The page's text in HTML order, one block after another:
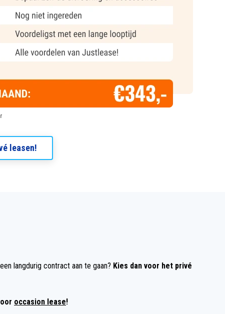
leasen!
langdurig contract aan te gaan? Kies dan voor het privé
occasion lease!